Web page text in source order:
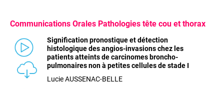
Communications Orales Pathologies tête cou et thorax
Signification pronostique et détection
histologique des angios-invasions chez les
patients atteints de carcinomes broncho-
pulmonaires non à petites cellules de stade I
Lucie AUSSENAC-BELLE